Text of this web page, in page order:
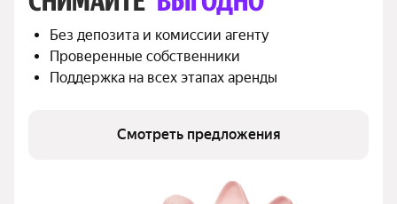
Без депозита и комиссии агенту
Проверенные собственники
Поддержка на всех этапах аренды
Смотреть предложения